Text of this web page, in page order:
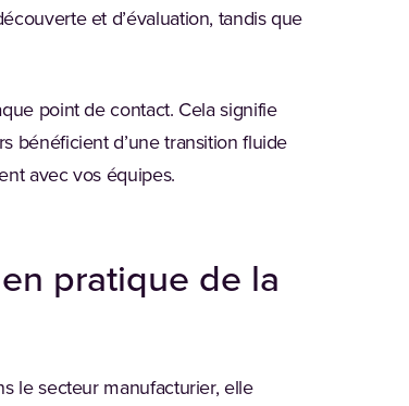
et d’évaluation, tandis que
point de contact. Cela signifie
bénéficient d’une transition fluide
avec vos équipes.
pratique de la
le secteur manufacturier, elle